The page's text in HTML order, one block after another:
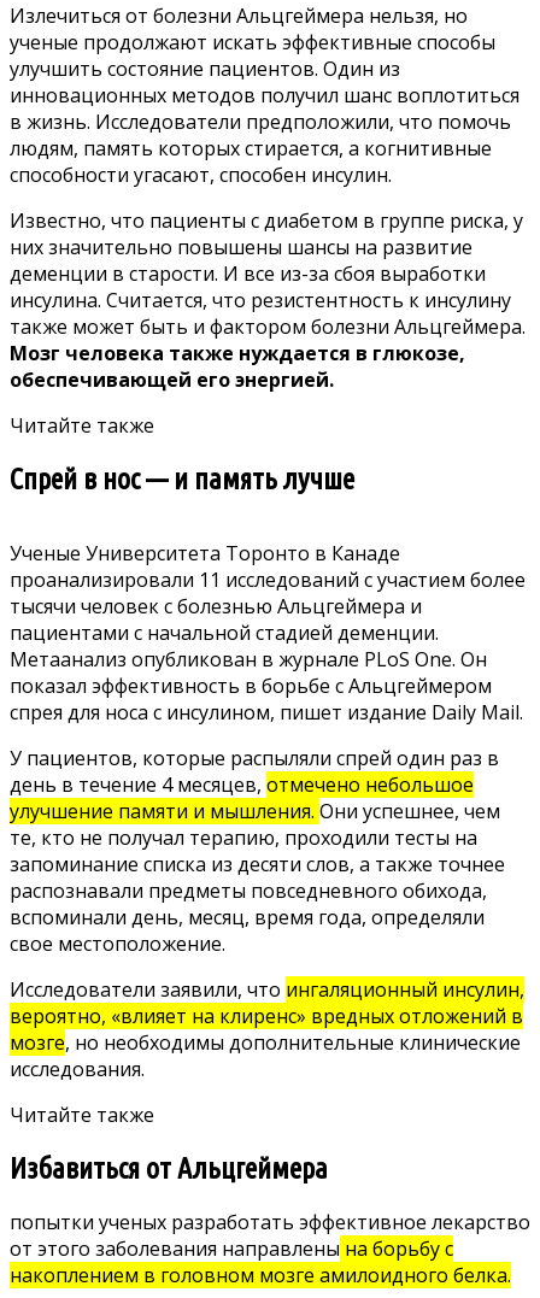
Излечиться от болезни Альцгеймера нельзя, но
ученые продолжают искать эффективные способы
улучшить состояние пациентов. Один из
инновационных методов получил шанс воплотиться
в жизнь. Исследователи предположили, что помочь
людям, память которых стирается, а когнитивные
способности угасают, способен инсулин.
Известно, что пациенты с диабетом в группе риска, у
них значительно повышены шансы на развитие
деменции в старости. И все из-за сбоя выработки
инсулина. Считается, что резистентность к инсулину
также может быть и фактором болезни Альцгеймера.
Мозг человека также нуждается в глюкозе,
обеспечивающей его энергией.
Читайте также
Спрей в нос — и память лучше
Ученые Университета Торонто в Канаде
проанализировали 11 исследований с участием более
тысячи человек с болезнью Альцгеймера и
пациентами с начальной стадией деменции.
Метаанализ опубликован в журнале PLoS One. Он
показал эффективность в борьбе с Альцгеймером
спрея для носа с инсулином, пишет издание Daily Mail.
У пациентов, которые распыляли спрей один раз в
день в течение 4 месяцев, отмечено небольшое
улучшение памяти и мышления. Они успешнее, чем
те, кто не получал терапию, проходили тесты на
запоминание списка из десяти слов, а также точнее
распознавали предметы повседневного обихода,
вспоминали день, месяц, время года, определяли
свое местоположение.
Исследователи заявили, что ингаляционный инсулин,
вероятно, «влияет на клиренс» вредных отложений в
мозге, но необходимы дополнительные клинические
исследования.
Читайте также
Избавиться от Альцгеймера
попытки ученых разработать эффективное лекарство
от этого заболевания направлены на борьбу с
накоплением в головном мозге амилоидного белка.